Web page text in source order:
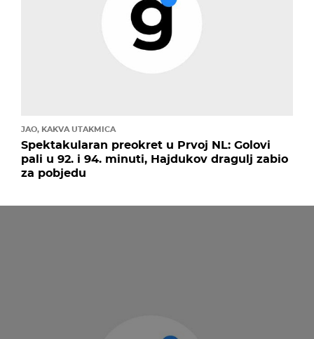
JAO, KAKVA UTAKMICA
Spektakularan preokret u Prvoj NL: Golovi
pali u 92. i 94. minuti, Hajdukov dragulj zabio
za pobjedu